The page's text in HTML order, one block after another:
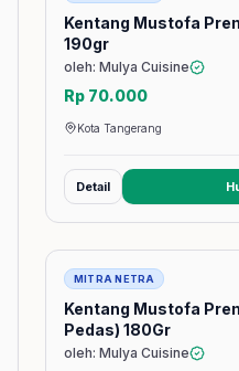
Kentang Mustofa
190gr
oleh: Mulya Cuisine
Rp 70.000
Kota Tangerang
Detail
Barang
MITRA NETRA
Kentang Mustofa
Pedas) 180Gr
oleh: Mulya Cuisine